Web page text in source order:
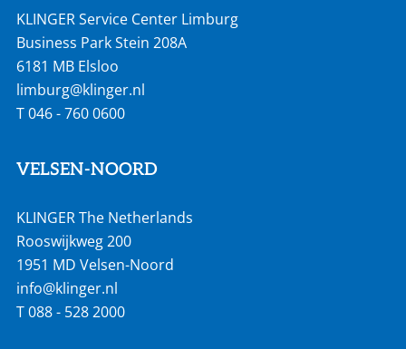
KLINGER Service Center Limburg
Business Park Stein 208A
6181 MB Elsloo
limburg@klinger.nl
T046 - 760 0600
VELSEN-NOORD
KLINGER The Netherlands
Rooswijkweg 200
1951 MD Velsen-Noord
info@klinger.nl
T088 - 528 2000